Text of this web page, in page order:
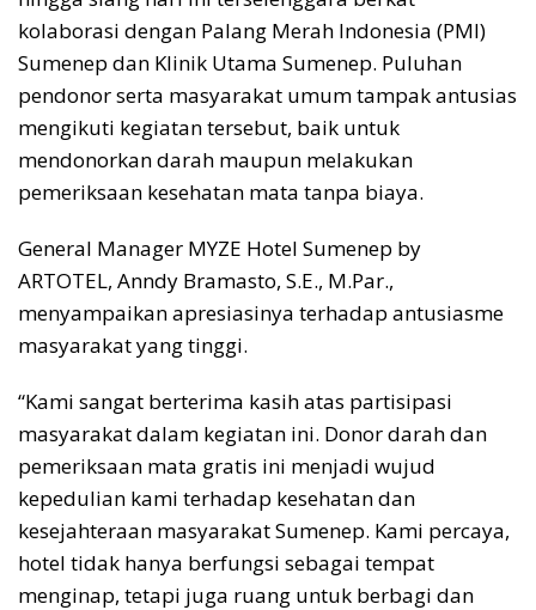
kolaborasi dengan Palang Merah Indonesia (PMI)
Sumenep dan Klinik Utama Sumenep. Puluhan
pendonor serta masyarakat umum tampak antusias
mengikuti kegiatan tersebut, baik untuk
mendonorkan darah maupun melakukan
pemeriksaan kesehatan mata tanpa biaya.
General Manager MYZE Hotel Sumenep by
ARTOTEL, Anndy Bramasto, S.E., M.Par.,
menyampaikan apresiasinya terhadap antusiasme
masyarakat yang tinggi.
“Kami sangat berterima kasih atas partisipasi
masyarakat dalam kegiatan ini. Donor darah dan
pemeriksaan mata gratis ini menjadi wujud
kepedulian kami terhadap kesehatan dan
kesejahteraan masyarakat Sumenep. Kami percaya,
hotel tidak hanya berfungsi sebagai tempat
menginap, tetapi juga ruang untuk berbagi dan